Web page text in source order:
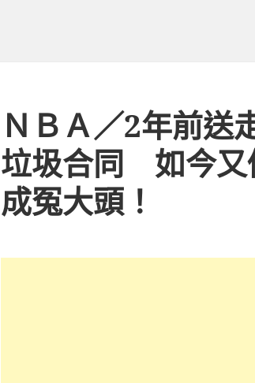
ＮＢＡ／2年前
垃圾合同 如今
成冤大頭！